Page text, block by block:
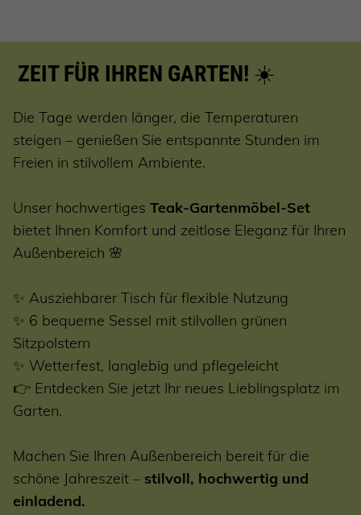
ZEIT FÜR IHREN GARTEN! ☀️
Die Tage werden länger, die Temperaturen
steigen – genießen Sie entspannte Stunden im
Freien in stilvollem Ambiente.
Unser hochwertiges Teak-Gartenmöbel-Set
bietet Ihnen Komfort und zeitlose Eleganz für Ihren
Außenbereich 🌸
✨ Ausziehbarer Tisch für flexible Nutzung
✨ 6 bequeme Sessel mit stilvollen grünen
Sitzpolstern
✨ Wetterfest, langlebig und pflegeleicht
👉 Entdecken Sie jetzt Ihr neues Lieblingsplatz im
Garten.
Machen Sie Ihren Außenbereich bereit für die
schöne Jahreszeit – stilvoll, hochwertig und
einladend.